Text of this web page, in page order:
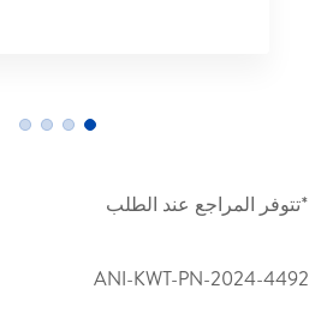
*تتوفر المراجع عند الطلب
ANI-KWT-PN-2024-4492